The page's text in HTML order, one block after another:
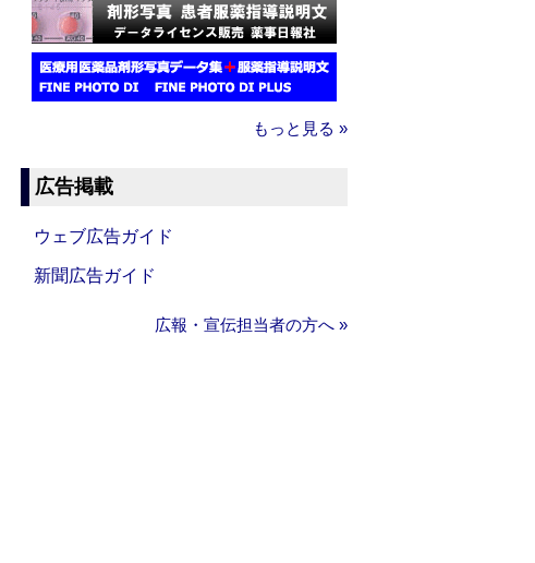
もっと見る »
広告掲載
ウェブ広告ガイド
新聞広告ガイド
広報・宣伝担当者の方へ »